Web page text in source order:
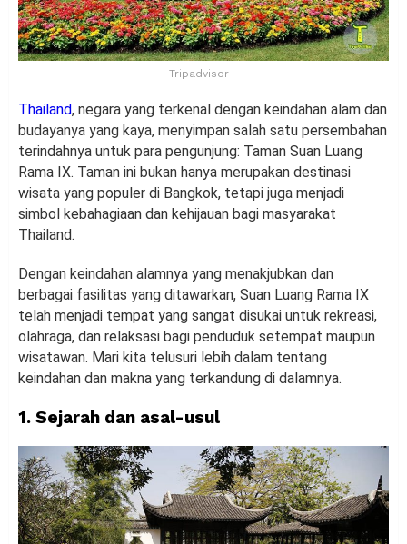
Tripadvisor
Thailand, negara yang terkenal dengan keindahan alam dan
budayanya yang kaya, menyimpan salah satu persembahan
terindahnya untuk para pengunjung: Taman Suan Luang
Rama IX. Taman ini bukan hanya merupakan destinasi
wisata yang populer di Bangkok, tetapi juga menjadi
simbol kebahagiaan dan kehijauan bagi masyarakat
Thailand.
Dengan keindahan alamnya yang menakjubkan dan
berbagai fasilitas yang ditawarkan, Suan Luang Rama IX
telah menjadi tempat yang sangat disukai untuk rekreasi,
olahraga, dan relaksasi bagi penduduk setempat maupun
wisatawan. Mari kita telusuri lebih dalam tentang
keindahan dan makna yang terkandung di dalamnya.
1. Sejarah dan asal-usul